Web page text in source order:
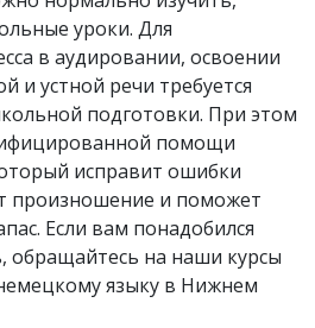
уроки. Для
в аудировании, освоении
и устной речи требуется
подготовки. При этом
помощи
исправит ошибки
произношение и поможет
Если вам понадобился
обращайтесь на наши курсы
языку в Нижнем